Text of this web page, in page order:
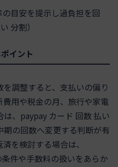
目安を提示し過負担を回
分割）
イント
調整すると、支払いの偏り
用や税金の月、旅行や家電
、paypay カード 回数 払い
の回数へ変更する判断が有
を検討する場合は、
件や手数料の扱いをあらか